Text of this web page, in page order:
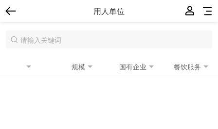
用人单位
规模 国有企业 餐饮服务